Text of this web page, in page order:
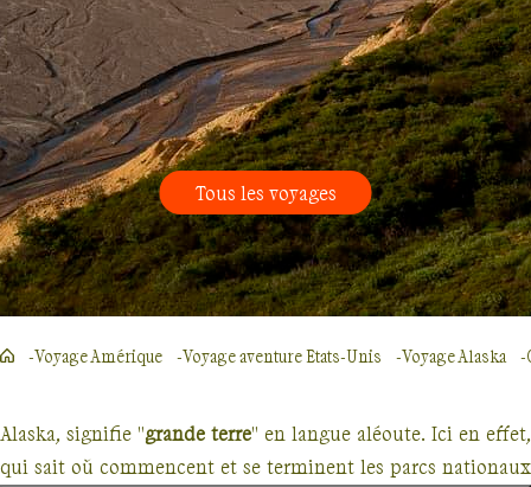
Tous les voyages
Voyage Amérique Voyage aventure Etats-Unis Voyage Alaska
Alaska, signifie "grande terre" en langue aléoute. Ici en effet,
qui sait où commencent et se terminent les parcs nationaux